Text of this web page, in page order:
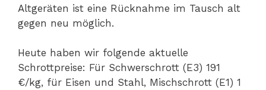
Altgeräten ist eine Rücknahme im Tausch alt
gegen neu möglich.
Heute haben wir folgende aktuelle
Schrottpreise: Für Schwerschrott (E3) 191
€/kg, für Eisen und Stahl, Mischschrott (E1) 1